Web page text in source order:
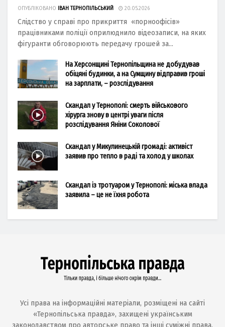
ОПУБЛІКОВАНО ІВАН ТЕРНОПІЛЬСЬКИЙ 20.05.2026
Слідство у справі про прикриття «порноофісів»
працівниками поліції оприлюднило відеозаписи, на яких
фігуранти обговорюють передачу грошей за...
На Херсонщині Тернопільщина не добудував
обіцяні будинки, а на Сумщину відправив гроші
на зарплати, – розслідування
Скандал у Тернополі: смерть військового
хірурга знову в центрі уваги після
розслідування Яніни Соколової
Скандал у Микулинецькій громаді: активіст
заявив про тепло в раді та холод у школах
Скандал із тротуаром у Тернополі: міська влада
заявила – це не їхня робота
Усі права на інформаційні матеріали, розміщені на сайті
«Тернопільська правда», захищені українським